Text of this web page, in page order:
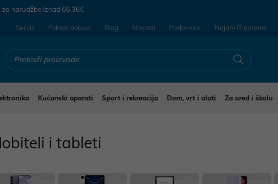
za narudžbe iznad 66,36€
Servis Poklon bonovi Blog Novosti Poslovnice Najam IT opreme
Kućanski aparati Sport i rekreacija Dom, vrt i alati Za ured i školu
i tableti